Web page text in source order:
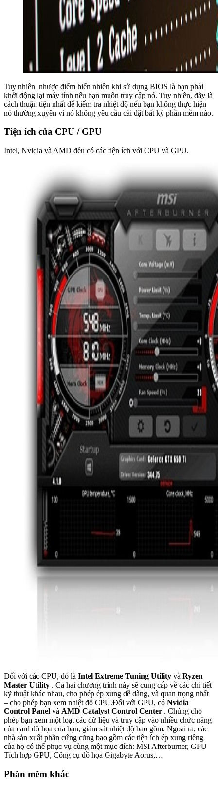
Tuy nhiên, nhược điểm hiển nhiên khi sử dụng BIOS là bạn phải
khởi động lại máy tính nếu bạn muốn truy cập nó. Tuy nhiên, đây là
cách thuận tiện nhất để kiểm tra nhiệt độ nếu bạn không thực hiện
nó thường xuyên vì nó không yêu cầu cài đặt bất kỳ phần mềm nào.
Tiện ích của CPU / GPU
Intel, Nvidia và AMD đều có các tiện ích với CPU và GPU.
Đối với các CPU, đó là Intel Extreme Tuning Utility và Ryzen
Master Utility . Cả hai chương trình này sẽ cung cấp về các chi tiết
kỹ thuật khác nhau, cho phép ép xung dễ dàng, và quan trọng nhất
– cho phép bạn xem nhiệt độ CPU.Đối với GPU, có Nvidia
Control Panel và AMD Catalyst Control Center . Chúng cho
phép bạn xem một loạt các dữ liệu và truy cập vào nhiều chức năng
của card đồ họa của bạn, giám sát nhiệt độ bao gồm. Ngoài ra, các
nhà sản xuất phần cứng cũng bao gồm các tiện ích ép xung riêng
của họ có thể phục vụ cùng một mục đích: MSI Afterburner, GPU
Tích hợp GPU, Công cụ đồ họa Gigabyte Aorus,…
Phần mềm khác